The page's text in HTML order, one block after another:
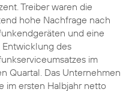
Treiber waren die
hohe Nachfrage nach
und eine
Entwicklung des
im
Quartal. Das Unternehmen
im ersten Halbjahr netto